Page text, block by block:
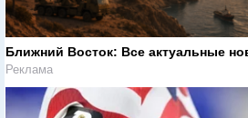
Ближний Восток: Все актуальные
Реклама